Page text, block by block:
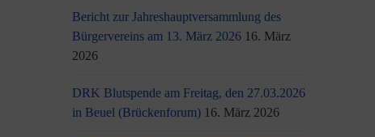
Bericht zur Jahreshauptversammlung des
Bürgervereins am 13. März 2026 16. März
2026
DRK Blutspende am Freitag, den 27.03.2026
in Beuel (Brückenforum) 16. März 2026